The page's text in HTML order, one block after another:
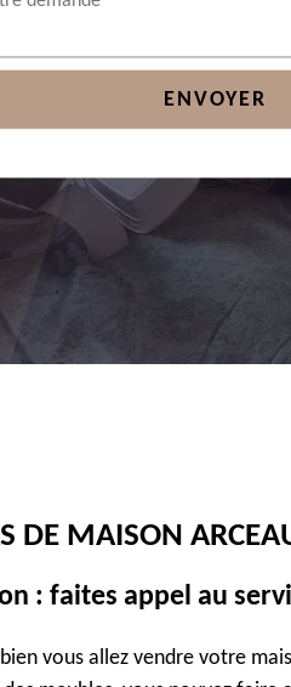
DE MAISON
: faites appel au
vous allez vendre votre